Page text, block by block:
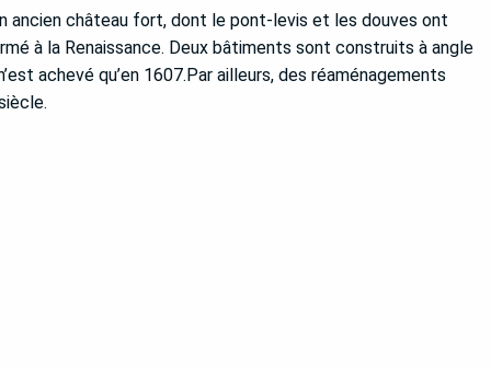
ancien château fort, dont le pont-levis et les douves ont
à la Renaissance. Deux bâtiments sont construits à angle
achevé qu’en 1607.Par ailleurs, des réaménagements